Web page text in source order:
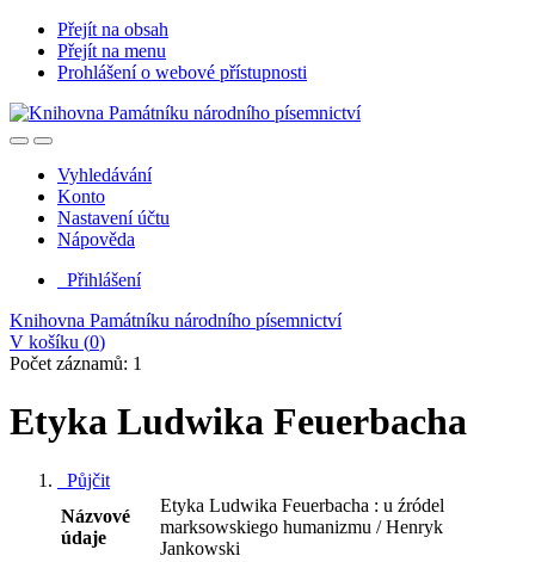
Přejít na obsah
Přejít na menu
Prohlášení o webové přístupnosti
Vyhledávání
Konto
Nastavení účtu
Nápověda
Přihlášení
Knihovna Památníku národního písemnictví
V košíku (0)
Počet záznamů: 1
Etyka Ludwika Feuerbacha
Půjčit
Názvové
údaje
Etyka Ludwika Feuerbacha : u źródel
marksowskiego humanizmu / Henryk
Jankowski